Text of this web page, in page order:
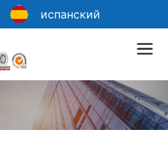
испанский